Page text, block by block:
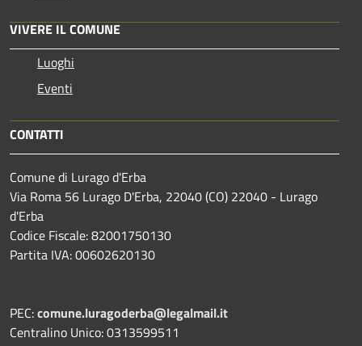
VIVERE IL COMUNE
Luoghi
Eventi
CONTATTI
Comune di Lurago d'Erba
Via Roma 56 Lurago D'Erba, 22040 (CO) 22040 - Lurago
d'Erba
Codice Fiscale: 82001750130
Partita IVA: 00602620130
PEC:comune.luragoderba@legalmail.it
Centralino Unico: 0313599511